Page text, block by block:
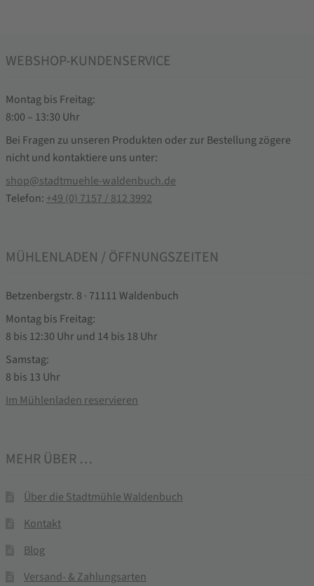
WEBSHOP-KUNDENSERVICE
Montag bis Freitag:
8:00 – 13:30 Uhr
Bei Fragen zu unseren Produkten oder zur Bestellung zögere
nicht und kontaktiere uns unter:
shop@stadtmuehle-waldenbuch.de
Telefon: +49 (0) 7157 / 812 3992
MÜHLENLADEN / ÖFFNUNGSZEITEN
Betzenbergstr. 8 · 71111 Waldenbuch
Montag bis Freitag:
8 bis 12:30 Uhr und 14 bis 18 Uhr
Samstag:
8 bis 13 Uhr
Im Mühlenladen reservieren
MEHR ÜBER …
Über die Stadtmühle Waldenbuch
Kontakt
Blog
Versand- & Zahlungsarten